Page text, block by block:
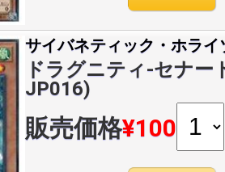
サイバネティック・ホライ
ドラグニティ-セナー
JP016)
販売価格¥100